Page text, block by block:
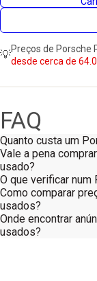
💡Preços de Porsche
desde cerca de
FAQ
Quanto custa um
Vale a pena
usado?
O que verificar num
Como comparar
usados?
Onde encontrar
usados?